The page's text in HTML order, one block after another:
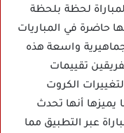
لحظة بلحظة
حاضرة في المباريات
واسعة هذه
تقييمات
الكروت
يميزها أنها تحدث
عبر التطبيق مما